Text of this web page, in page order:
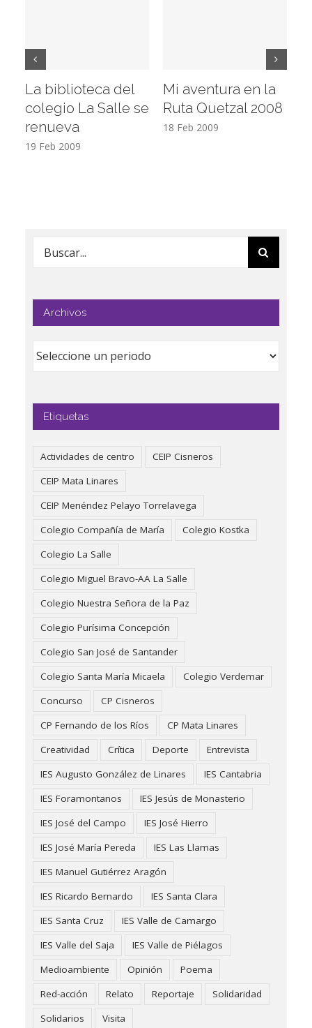
La biblioteca del
colegio La Salle se
renueva
19 Feb 2009
Mi aventura en la
Ruta Quetzal 2008
18 Feb 2009
Buscar:
Archivos
Etiquetas
Actividades de centro
CEIP Cisneros
CEIP Mata Linares
CEIP Menéndez Pelayo Torrelavega
Colegio Compañía de María
Colegio Kostka
Colegio La Salle
Colegio Miguel Bravo-AA La Salle
Colegio Nuestra Señora de la Paz
Colegio Purísima Concepción
Colegio San José de Santander
Colegio Santa María Micaela
Colegio Verdemar
Concurso
CP Cisneros
CP Fernando de los Ríos
CP Mata Linares
Creatividad
Crítica Deporte
Entrevista
IES Augusto González de Linares
IES Cantabria
IES Foramontanos
IES Jesús de Monasterio
IES José del Campo
IES José Hierro
IES José María Pereda
IES Las Llamas
IES Manuel Gutiérrez Aragón
IES Ricardo Bernardo
IES Santa Clara
IES Santa Cruz
IES Valle de Camargo
IES Valle del Saja
IES Valle de Piélagos
Medioambiente
Opinión
Poema
Red-acción
Relato Reportaje
Solidaridad
Solidarios
Visita